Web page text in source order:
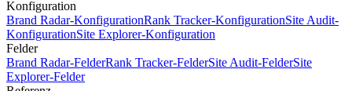
Konfiguration
Brand Radar-KonfigurationRank Tracker-KonfigurationSite Audit-
KonfigurationSite Explorer-Konfiguration
Felder
Brand Radar-FelderRank Tracker-FelderSite Audit-FelderSite
Explorer-Felder